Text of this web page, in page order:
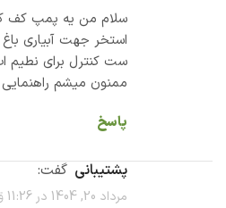
سلام من یه پمپ کف
استخر جهت آبیاری
ست کنترل برای نطیم
ممنون میشم راهنمایی
پاسخ
پشتیبانی گفت:
مرداد 20, 1404 در 11:26 ق.ظ